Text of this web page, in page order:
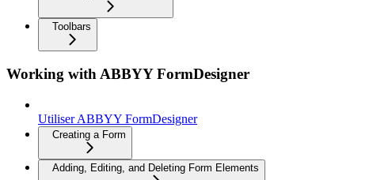
Toolbars
Working with ABBYY FormDesigner
Utiliser ABBYY FormDesigner
Creating a Form
Adding, Editing, and Deleting Form Elements